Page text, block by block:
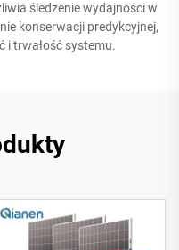
śledzenie wydajności w
konserwacji predykcyjnej,
i trwałość systemu.